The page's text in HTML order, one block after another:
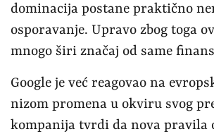
dominacija postane praktično
osporavanje. Upravo zbog toga
mnogo širi značaj od same
Google je već reagovao na
nizom promena u okviru svog
kompanija tvrdi da nova pravila